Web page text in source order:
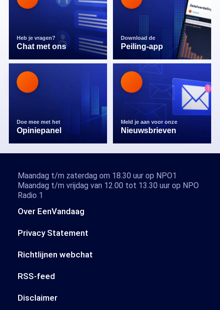
Heb je vragen?
Chat met ons
Download de
Peiling-app
Doe mee met het
Opiniepanel
Meld je aan voor onze
Nieuwsbrieven
Over EenVandaag
Privacy Statement
Richtlijnen webchat
RSS-feed
Disclaimer
Maandag t/m zaterdag om 18.30 uur op NPO1
Maandag t/m vrijdag van 12.00 tot 13.30 uur op NPO
Radio 1